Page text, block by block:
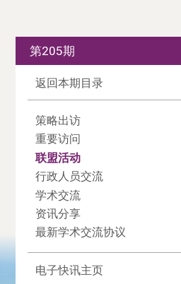
第205期
返回本期目录
策略出访
重要访问
联盟活动
行政人员交流
学术交流
资讯分享
最新学术交流协议
电子快讯主页